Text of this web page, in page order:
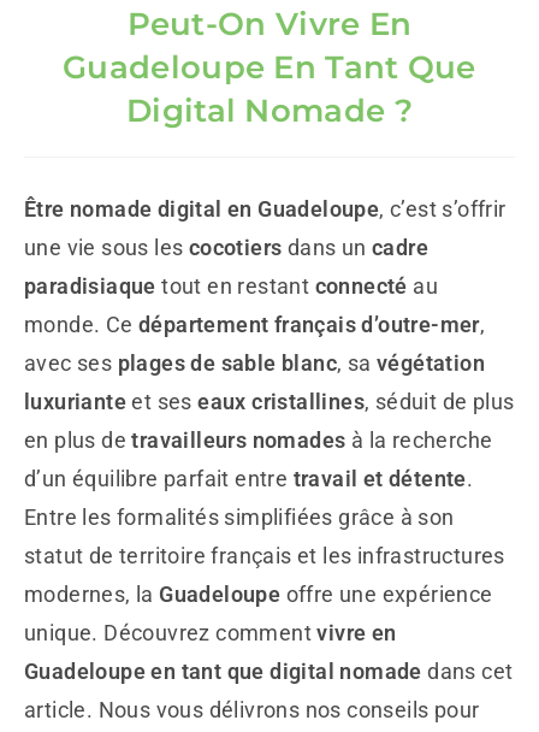
Peut-On Vivre En
Guadeloupe En Tant Que
Digital Nomade ?
Être nomade digital en Guadeloupe, c’est s’offrir
une vie sous les cocotiers dans uncadre
paradisiaque tout en restant connecté au
monde. Cedépartement français d’outre-mer,
avec ses plages de sable blanc, savégétation
luxurianteet seseaux cristallines, séduit de plus
en plus detravailleurs nomades à la recherche
d’un équilibre parfait entre travail et détente.
Entre les formalités simplifiées grâce à son
statut de territoire français et les infrastructures
modernes, la Guadeloupe offre une expérience
unique. Découvrez commentvivre en
Guadeloupe en tant que digital nomadedans cet
article. Nous vous délivrons nos conseils pour